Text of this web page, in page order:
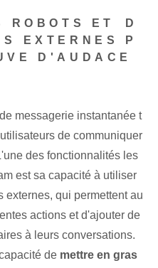
ROBOTS ET⁢ D
EXTERNES P
D'AUDACE
messagerie instantanée t
de communiquer
des fonctionnalités les
est sa capacité à utiliser
externes, qui permettent au
actions et d'ajouter de
à leurs conversations.
de mettre en gras